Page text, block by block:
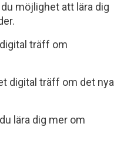
du möjlighet att lära dig
träff om
digital träff om det nya
lära dig mer om